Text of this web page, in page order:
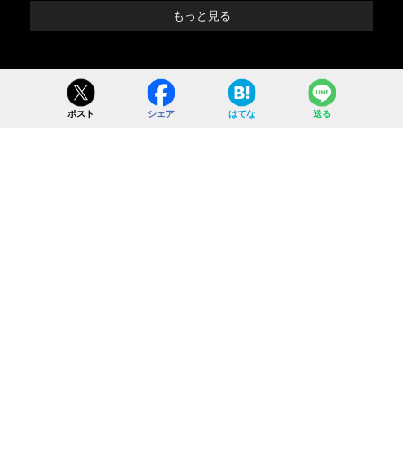
もっと見る
ポスト シェア はてな 送る